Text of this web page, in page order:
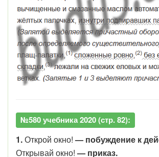
№580 учебника 2020 (стр. 82):
1.Открой окно!— побуждение к
Открывай окно!— приказ.